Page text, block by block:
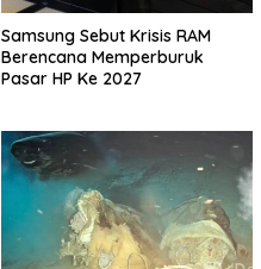
Samsung Sebut Krisis RAM
Berencana Memperburuk
Pasar HP Ke 2027